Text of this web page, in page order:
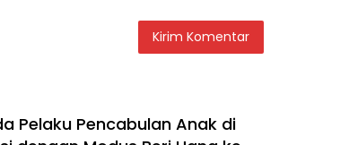
Pelaku Pencabulan Anak di